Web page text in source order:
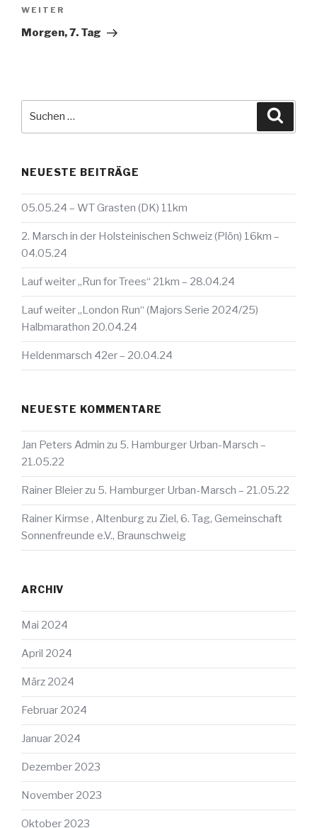
Nächster
Beitrag
WEITER
Morgen, 7. Tag
NEUESTE BEITRÄGE
05.05.24 – WT Grasten (DK) 11km
2. Marsch in der Holsteinischen Schweiz (Plön) 16km –
04.05.24
Lauf weiter „Run for Trees“ 21km – 28.04.24
Lauf weiter „London Run“ (Majors Serie 2024/25)
Halbmarathon 20.04.24
Heldenmarsch 42er – 20.04.24
NEUESTE KOMMENTARE
Jan Peters Admin zu 5. Hamburger Urban-Marsch –
21.05.22
Rainer Bleierzu 5. Hamburger Urban-Marsch – 21.05.22
Rainer Kirmse , Altenburgzu Ziel, 6. Tag, Gemeinschaft
Sonnenfreunde e.V., Braunschweig
ARCHIV
Mai 2024
April 2024
März 2024
Februar 2024
Januar 2024
Dezember 2023
November 2023
Oktober 2023